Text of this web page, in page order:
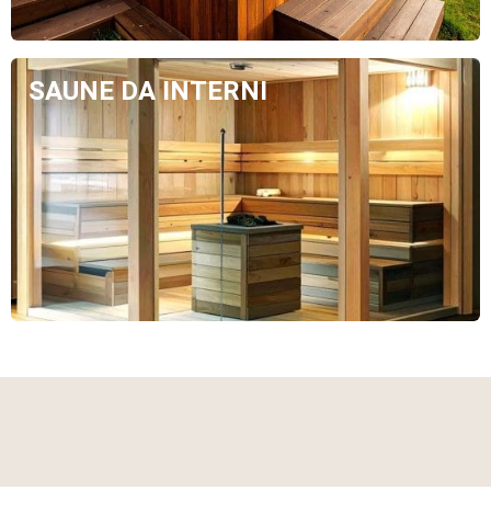
SAUNE DA INTERNI